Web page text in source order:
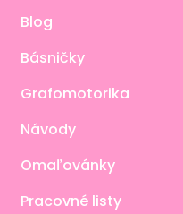
Blog
Básničky
Grafomotorika
Návody
Omaľovánky
Pracovné listy